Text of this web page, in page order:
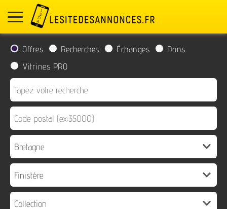
Offres Recherches Échanges
Dons
Vitrines PRO